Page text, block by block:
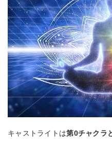
キャストライトは第0チャクラ